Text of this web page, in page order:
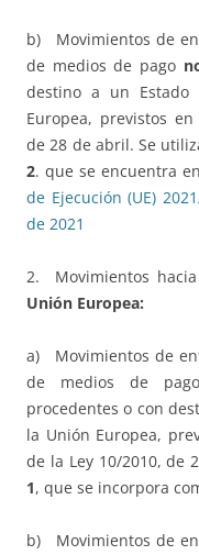
b) Movimientos de
de medios de pago
destino a un
Europea, previstos en
de 28 de abril. Se
2. que se encuentra
de Ejecución (UE)
de 2021
2. Movimientos
Unión Europea:
a) Movimientos de
de medios de
procedentes o con
la Unión Europea,
de la Ley 10/2010, de
1, que se incorpora
b) Movimientos de